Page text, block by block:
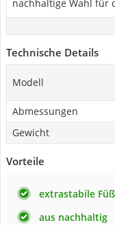
nachhaltige Wahl für
Technische Details
Modell
Abmessungen
Gewicht
Vorteile
extrastabile
aus nachhaltig